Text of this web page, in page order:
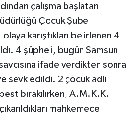
çalışma başlatan
Çocuk Şube
karıştıkları belirlenen 4
4 şüpheli, bugün Samsun
ifade verdikten sonra
sevk edildi. 2 çocuk adli
bırakılırken, A.M.K.K.
mahkemece